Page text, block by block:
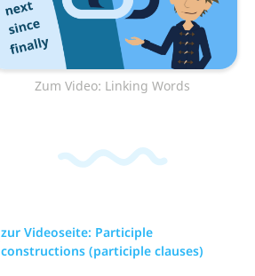
Zum Video: Linking Words
zur Videoseite: Participle
constructions (participle clauses)